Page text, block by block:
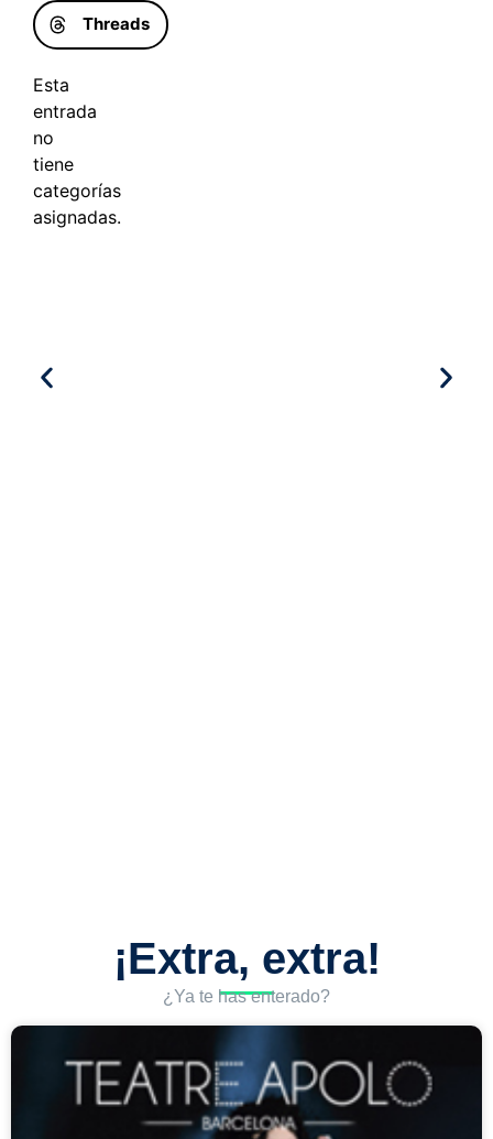
Threads
Esta
entrada
no
tiene
categorías
asignadas.
¡Extra, extra!
¿Ya te has enterado?